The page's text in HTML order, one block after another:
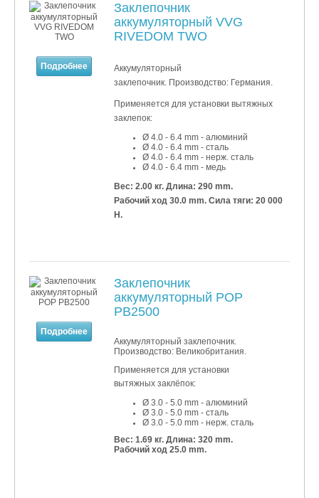
Подробнее
Заклепочник
аккумуляторный VVG
RIVEDOM TWO
Аккумуляторный
заклепочник. Производство: Германия.
Применяется для установки вытяжных
заклепок:
Ø 4.0 - 6.4 mm - алюминий
Ø 4.0 - 6.4 mm - сталь
Ø 4.0 - 6.4 mm - нерж. сталь
Ø 4.0 - 6.4 mm - медь
Вес: 2.00 кг. Длина: 290 mm.
Рабочий ход 30.0 mm. Сила тяги: 20 000
Н.
Подробнее
Заклепочник
аккумуляторный POP
PB2500
Аккумуляторный заклепочник.
Производство: Великобритания.
Применяется для установки
вытяжных заклёпок:
Ø 3.0 - 5.0 mm - алюминий
Ø 3.0 - 5.0 mm - сталь
Ø 3.0 - 5.0 mm - нерж. сталь
Вес: 1.69 кг. Длина: 320 mm.
Рабочий ход 25.0 mm.